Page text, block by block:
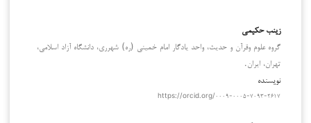
زینب حکیمی
گروه علوم وقرآن و حدیث، واحد يادگار امام خميني (ره) شهرري، دانشگاه آزاد اسلامی،
تهران، ايران.
نویسنده
https://orcid.org/۰۰۰۹-۰۰۰۵-۷۰۹۳-۲۶۱۷